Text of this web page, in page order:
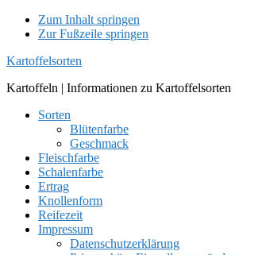
Zum Inhalt springen
Zur Fußzeile springen
Kartoffelsorten
Kartoffeln | Informationen zu Kartoffelsorten
Sorten
Blütenfarbe
Geschmack
Fleischfarbe
Schalenfarbe
Ertrag
Knollenform
Reifezeit
Impressum
Datenschutzerklärung